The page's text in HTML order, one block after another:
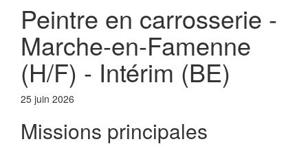
Peintre en carrosserie -
Marche-en-Famenne
(H/F) - Intérim (BE)
25 juin 2026
Missions principales